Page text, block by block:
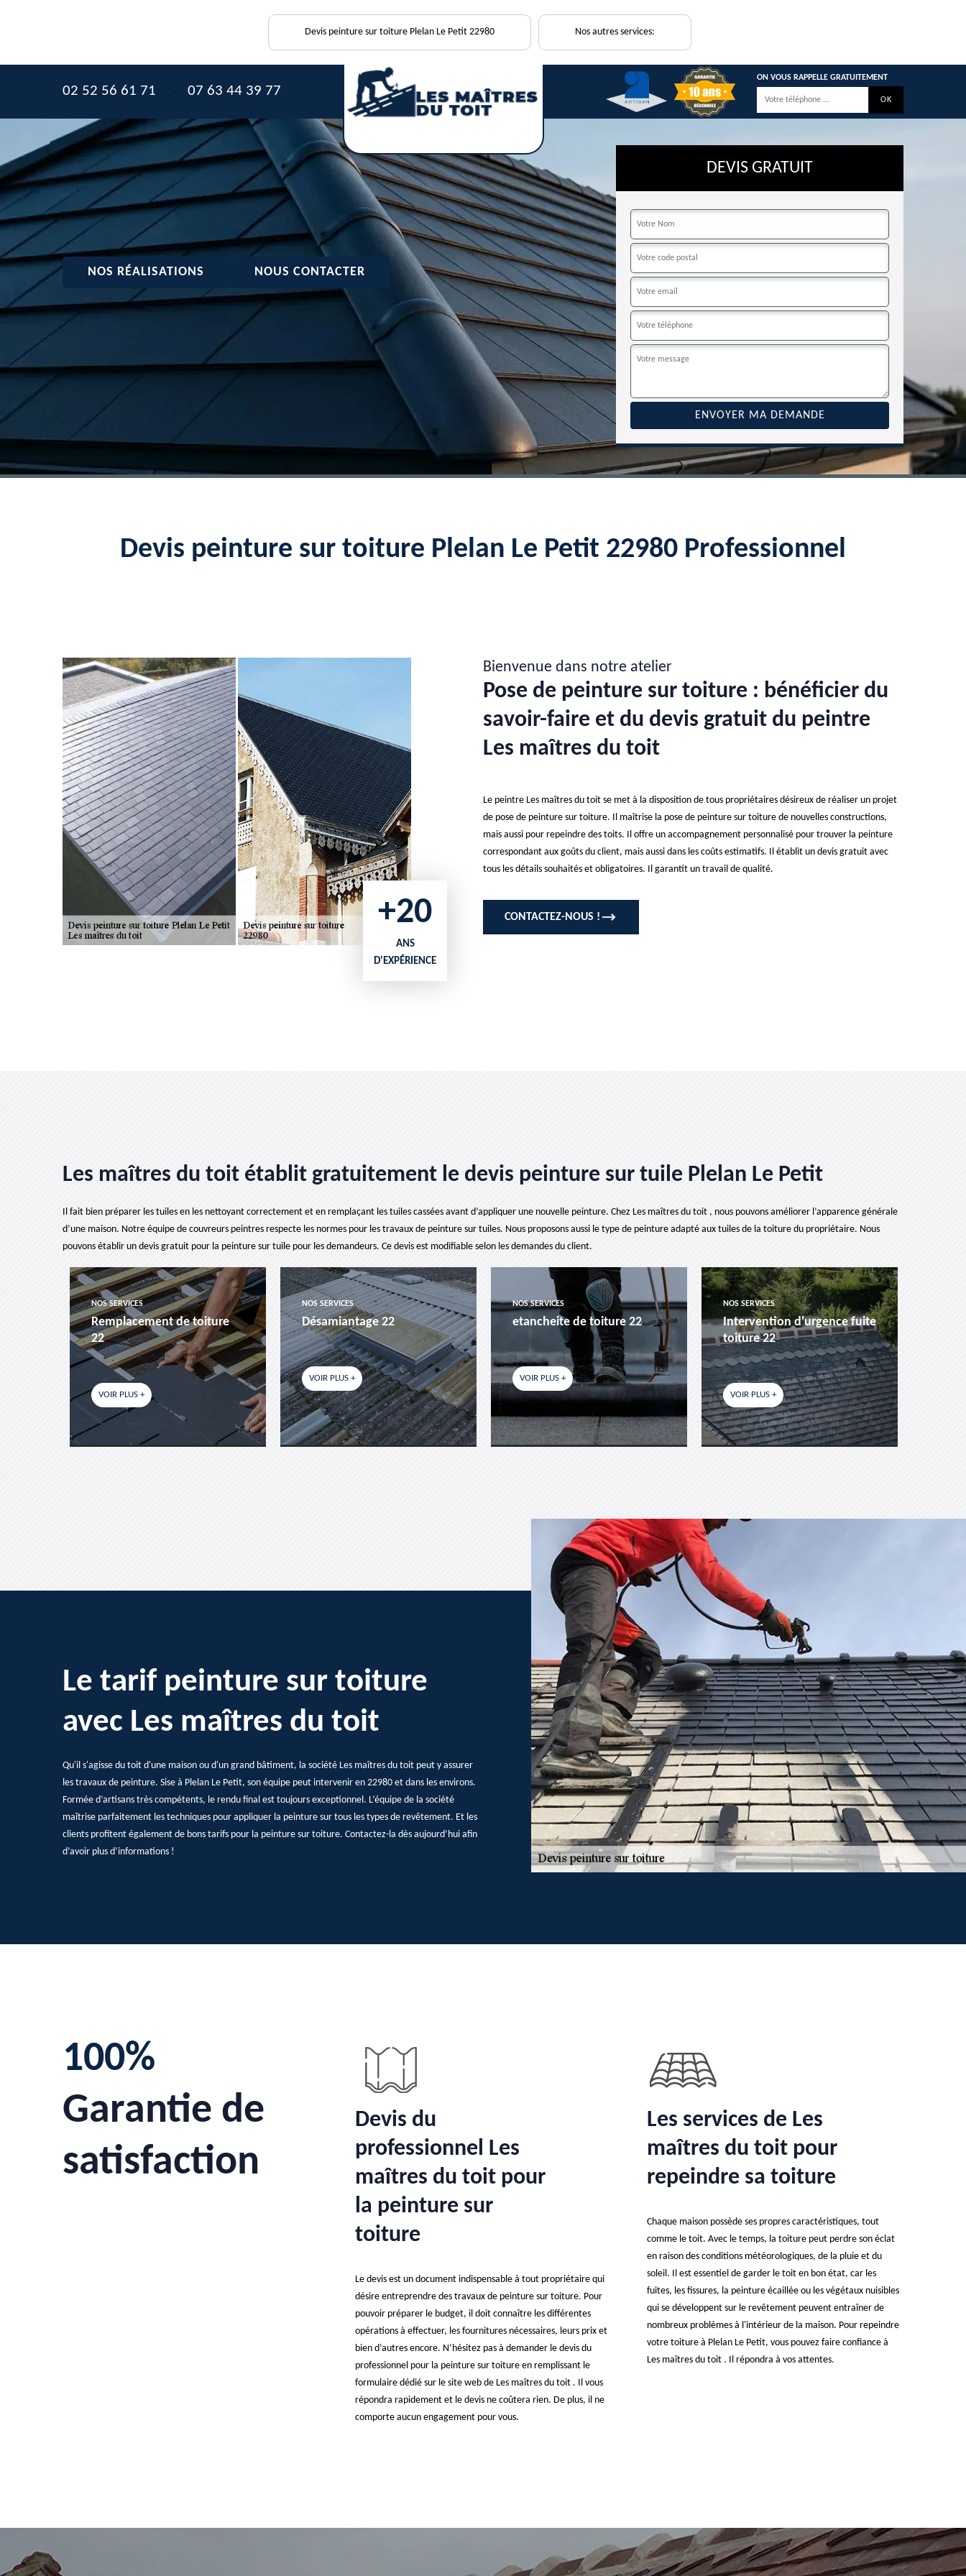
Devis peinture sur toiture Plelan Le Petit 22980 Nos autres services:
02 52 56 61 71 - 07 63 44 39 77
ON VOUS RAPPELLE GRATUITEMENT
NOS RÉALISATIONS NOUS CONTACTER
DEVIS GRATUIT
Devis peinture sur toiture Plelan Le Petit 22980 Professionnel
+20
ANS
D'EXPÉRIENCE
Bienvenue dans notre atelier
Pose de peinture sur toiture : bénéficier du
savoir-faire et du devis gratuit du peintre
Les maîtres du toit
Le peintre Les maîtres du toit se met à la disposition de tous propriétaires désireux de réaliser un projet
de pose de peinture sur toiture. Il maîtrise la pose de peinture sur toiture de nouvelles constructions,
mais aussi pour repeindre des toits. Il offre un accompagnement personnalisé pour trouver la peinture
correspondant aux goûts du client, mais aussi dans les coûts estimatifs. Il établit un devis gratuit avec
tous les détails souhaités et obligatoires. Il garantit un travail de qualité.
CONTACTEZ-NOUS !
Les maîtres du toit établit gratuitement le devis peinture sur tuile Plelan Le Petit
Il fait bien préparer les tuiles en les nettoyant correctement et en remplaçant les tuiles cassées avant d’appliquer une nouvelle peinture. Chez Les maîtres du toit , nous pouvons améliorer l’apparence générale
d’une maison. Notre équipe de couvreurs peintres respecte les normes pour les travaux de peinture sur tuiles. Nous proposons aussi le type de peinture adapté aux tuiles de la toiture du propriétaire. Nous
pouvons établir un devis gratuit pour la peinture sur tuile pour les demandeurs. Ce devis est modifiable selon les demandes du client.
NOS SERVICES
Remplacement de toiture
22
VOIR PLUS +
NOS SERVICES
Désamiantage 22
VOIR PLUS +
NOS SERVICES
etancheite de toiture 22
VOIR PLUS +
NOS SERVICES
Intervention d'urgence fuite
toiture 22
VOIR PLUS +
Le tarif peinture sur toiture
avec Les maîtres du toit
Qu'il s'agisse du toit d'une maison ou d'un grand bâtiment, la société Les maîtres du toit peut y assurer
les travaux de peinture. Sise à Plelan Le Petit, son équipe peut intervenir en 22980 et dans les environs.
Formée d’artisans très compétents, le rendu final est toujours exceptionnel. L’équipe de la société
maîtrise parfaitement les techniques pour appliquer la peinture sur tous les types de revêtement. Et les
clients profitent également de bons tarifs pour la peinture sur toiture. Contactez-la dès aujourd’hui afin
d’avoir plus d’informations !
100%
Garantie de
satisfaction
Devis du
professionnel Les
maîtres du toit pour
la peinture sur
toiture
Le devis est un document indispensable à tout propriétaire qui
désire entreprendre des travaux de peinture sur toiture. Pour
pouvoir préparer le budget, il doit connaître les différentes
opérations à effectuer, les fournitures nécessaires, leurs prix et
bien d’autres encore. N’hésitez pas à demander le devis du
professionnel pour la peinture sur toiture en remplissant le
formulaire dédié sur le site web de Les maîtres du toit . Il vous
répondra rapidement et le devis ne coûtera rien. De plus, il ne
comporte aucun engagement pour vous.
Les services de Les
maîtres du toit pour
repeindre sa toiture
Chaque maison possède ses propres caractéristiques, tout
comme le toit. Avec le temps, la toiture peut perdre son éclat
en raison des conditions météorologiques, de la pluie et du
soleil. Il est essentiel de garder le toit en bon état, car les
fuites, les fissures, la peinture écaillée ou les végétaux nuisibles
qui se développent sur le revêtement peuvent entraîner de
nombreux problèmes à l'intérieur de la maison. Pour repeindre
votre toiture à Plelan Le Petit, vous pouvez faire confiance à
Les maîtres du toit . Il répondra à vos attentes.